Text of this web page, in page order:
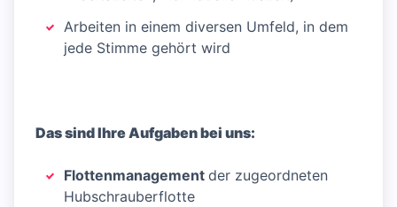
Arbeiten in einem diversen Umfeld, in dem
jede Stimme gehört wird
Das sind Ihre Aufgaben bei uns:
Flottenmanagement der zugeordneten
Hubschrauberflotte